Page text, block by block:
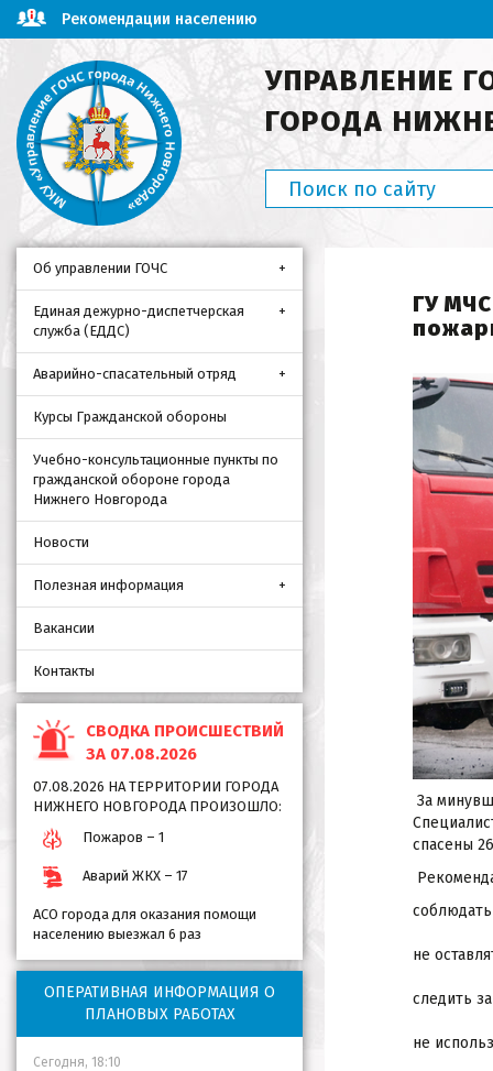
Рекомендации населению
УПРАВЛЕНИЕ
ГОРОДА
Об управлении ГОЧС
Единая дежурно-диспетчерская
служба (ЕДДС)
Аварийно-спасательный отряд
Курсы Гражданской обороны
Учебно-консультационные пункты по
гражданской обороне города
Нижнего Новгорода
Новости
Полезная информация
Вакансии
Контакты
СВОДКА ПРОИСШЕСТВИЙ
ЗА 07.08.2026
07.08.2026 НА ТЕРРИТОРИИ ГОРОДА
НИЖНЕГО НОВГОРОДА ПРОИЗОШЛО:
Пожаров – 1
Аварий ЖКХ – 17
АСО города для оказания помощи
населению выезжал 6 раз
ОПЕРАТИВНАЯ ИНФОРМАЦИЯ О
ПЛАНОВЫХ РАБОТАХ
Сегодня, 18:10
ГУ
За
спасены
не
следить
не